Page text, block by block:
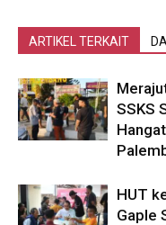
ARTIKEL TERKAIT
SSKS
HUT
Gaple